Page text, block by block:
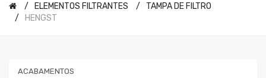
ELEMENTOS FILTRANTES
TAMPA DE FILTRO
HENGST
ACABAMENTOS